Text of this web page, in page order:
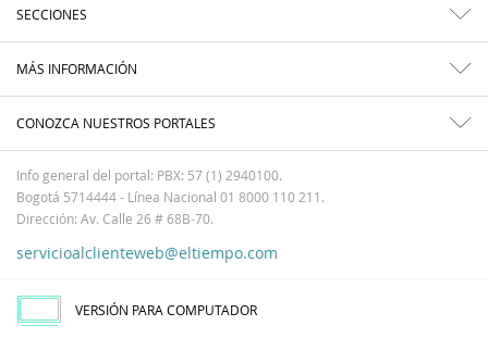
SECCIONES
MÁS INFORMACIÓN
CONOZCA NUESTROS PORTALES
Info general del portal: PBX: 57 (1) 2940100.
Bogotá 5714444 - Línea Nacional 01 8000 110 211.
Dirección: Av. Calle 26 # 68B-70.
servicioalclienteweb@eltiempo.com
VERSIÓN PARA COMPUTADOR